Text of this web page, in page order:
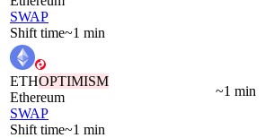
SWAP
Shift time~1 min
ETHOPTIMISM
Ethereum
SWAP
Shift time~1 min
~1 min